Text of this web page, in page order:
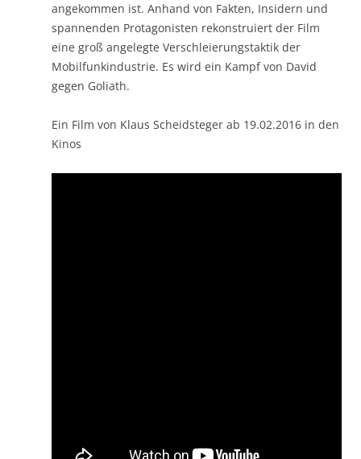
angekommen ist. Anhand von Fakten, Insidern und
spannenden Protagonisten rekonstruiert der Film
eine groß angelegte Verschleierungstaktik der
Mobilfunkindustrie. Es wird ein Kampf von David
gegen Goliath.
Ein Film von Klaus Scheidsteger ab 19.02.2016 in den
Kinos